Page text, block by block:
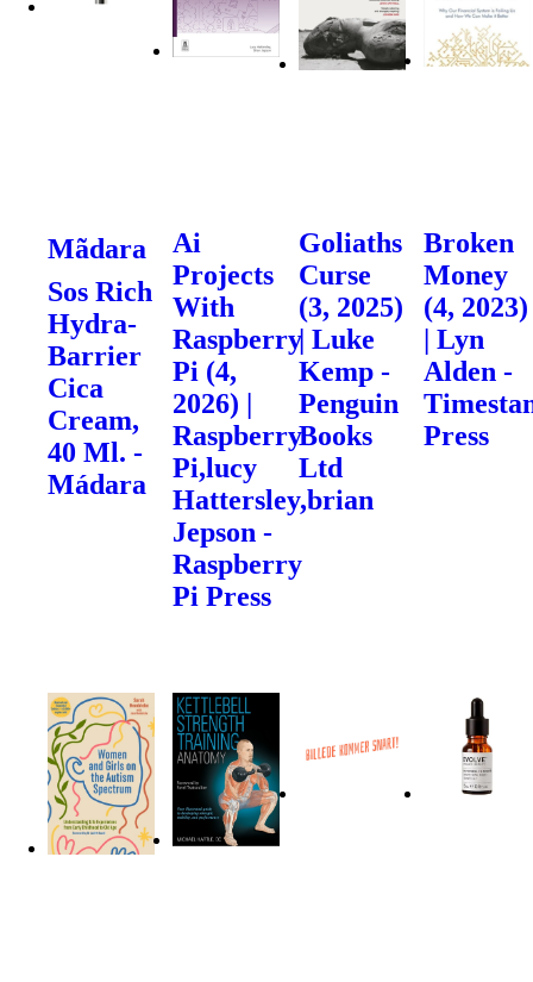
Mãdara
Sos Rich
Hydra-
Barrier
Cica
Cream,
40 Ml. -
Mádara
Ai
Projects
With
Raspberry
Pi (4,
2026) |
Raspberry
Pi,lucy
Hattersley,brian
Jepson -
Raspberry
Pi Press
Goliaths
Curse
(3, 2025)
| Luke
Kemp -
Penguin
Books
Ltd
Broken
Money
(4, 2023)
| Lyn
Alden -
Press